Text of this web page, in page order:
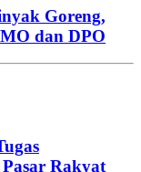
Goreng,
dan DPO
Rakyat